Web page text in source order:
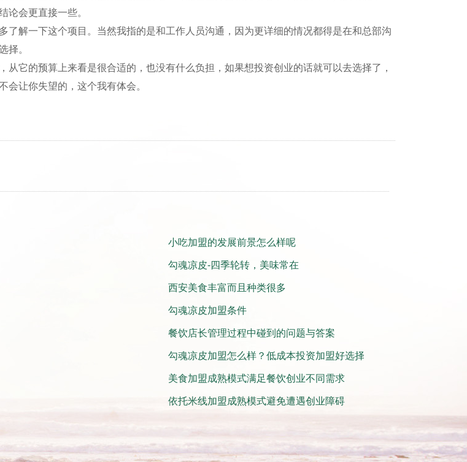
论会更直接一些。
解一下这个项目。当然我指的是和工作人员沟通，因为更详细的情况都得是在和总部沟
择。
的预算上来看是很合适的，也没有什么负担，如果想投资创业的话就可以去选择了，
会让你失望的，这个我有体会。
小吃加盟的发展前景怎么样呢
勾魂凉皮-四季轮转，美味常在
西安美食丰富而且种类很多
勾魂凉皮加盟条件
餐饮店长管理过程中碰到的问题与答案
勾魂凉皮加盟怎么样？低成本投资加盟好选择
美食加盟成熟模式满足餐饮创业不同需求
依托米线加盟成熟模式避免遭遇创业障碍